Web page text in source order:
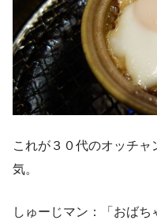
これが３０代のオッチャ
気。
しゅーじマン：「おば